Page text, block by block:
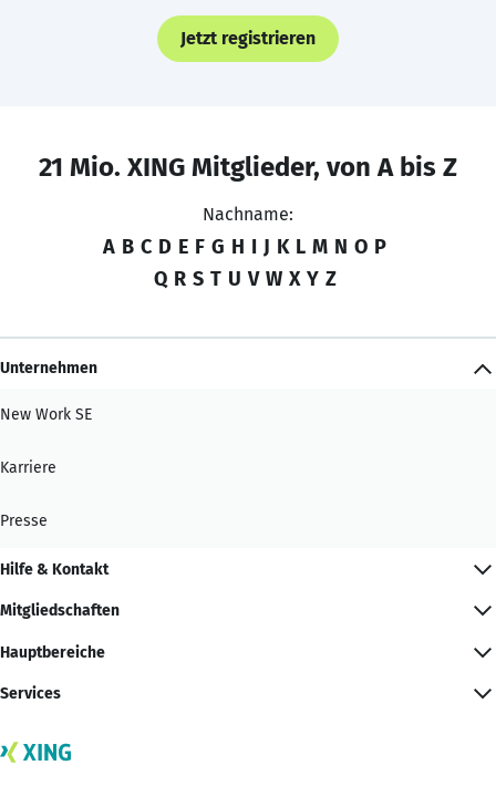
Jetzt registrieren
21 Mio. XING Mitglieder, von A bis Z
Nachname:
A B C D E F G H I J K L M N O P
Q R S T U V W X Y Z
Unternehmen
New Work SE
Karriere
Presse
Hilfe & Kontakt
Mitgliedschaften
Hauptbereiche
Services